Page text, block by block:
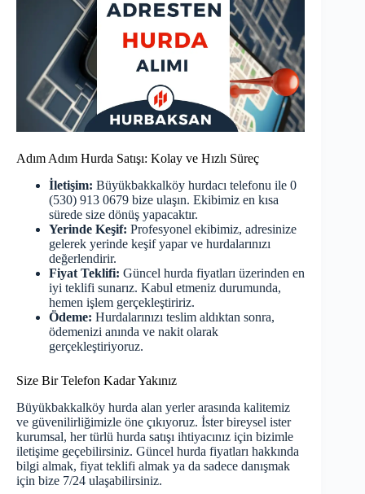
Adım Adım Hurda Satışı: Kolay ve Hızlı Süreç
İletişim: Büyükbakkalköy hurdacı telefonu ile 0
(530) 913 0679 bize ulaşın. Ekibimiz en kısa
sürede size dönüş yapacaktır.
Yerinde Keşif: Profesyonel ekibimiz, adresinize
gelerek yerinde keşif yapar ve hurdalarınızı
değerlendirir.
Fiyat Teklifi: Güncel hurda fiyatları üzerinden en
iyi teklifi sunarız. Kabul etmeniz durumunda,
hemen işlem gerçekleştiririz.
Ödeme: Hurdalarınızı teslim aldıktan sonra,
ödemenizi anında ve nakit olarak
gerçekleştiriyoruz.
Size Bir Telefon Kadar Yakınız
Büyükbakkalköy hurda alan yerler arasında kalitemiz
ve güvenilirliğimizle öne çıkıyoruz. İster bireysel ister
kurumsal, her türlü hurda satışı ihtiyacınız için bizimle
iletişime geçebilirsiniz. Güncel hurda fiyatları hakkında
bilgi almak, fiyat teklifi almak ya da sadece danışmak
için bize 7/24 ulaşabilirsiniz.